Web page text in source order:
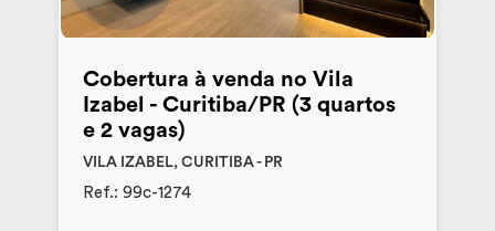
Cobertura à venda no Vila
Izabel - Curitiba/PR (3 quartos
e 2 vagas)
VILA IZABEL, CURITIBA - PR
Ref.: 99c-1274